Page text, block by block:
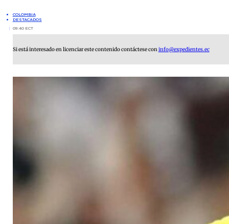
COLOMBIA
DESTACADOS
09:40 ECT
Si está interesado en licenciar este contenido contáctese coninfo@expedientes.ec